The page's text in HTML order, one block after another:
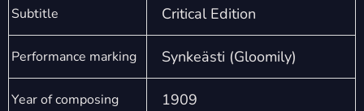
Subtitle Critical Edition
Performance marking Synkeästi (Gloomily)
Year of composing 1909